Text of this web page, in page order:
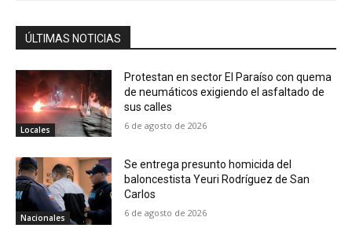
ÚLTIMAS NOTICIAS
Locales
Protestan en sector El Paraíso con quema
de neumáticos exigiendo el asfaltado de
sus calles
6 de agosto de 2026
Nacionales
Se entrega presunto homicida del
baloncestista Yeuri Rodríguez de San
Carlos
6 de agosto de 2026